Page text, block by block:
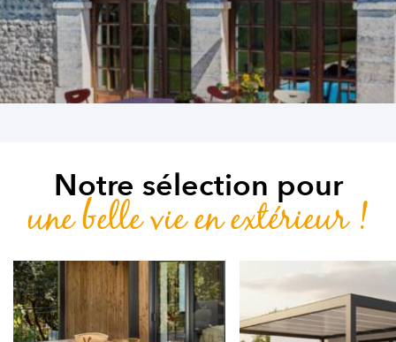
Notre sélection pour
une belle vie en extérieur !